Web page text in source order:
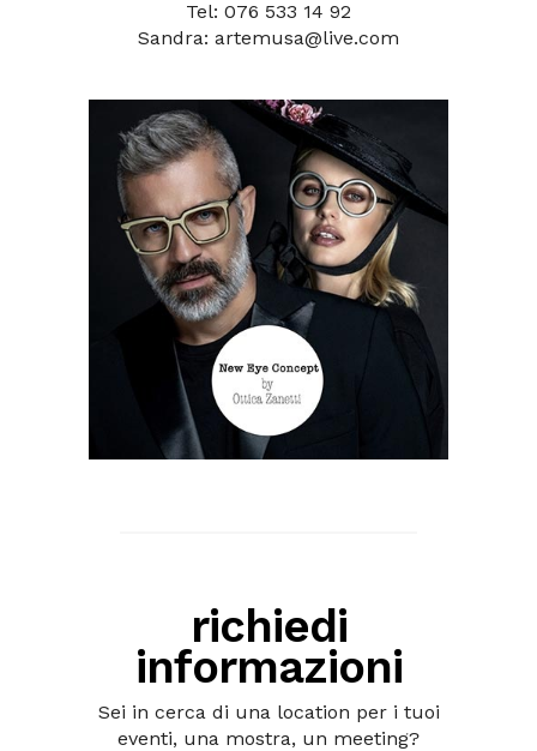
Tel: 076 533 14 92
Sandra: artemusa@live.com
richiedi
informazioni
Sei in cerca di una location per i tuoi
eventi, una mostra, un meeting?